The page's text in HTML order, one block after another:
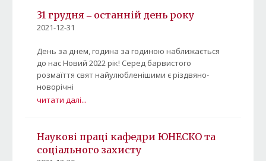
31 грудня ‒ останній день року
2021-12-31
День за днем, година за годиною наближається
до нас Новий 2022 рік! Серед барвистого
розмаїття свят найулюбленішими є різдвяно-
новорічні
читати далі...
Наукові праці кафедри ЮНЕСКО та
соціального захисту